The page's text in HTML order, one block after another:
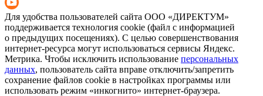
Для удобства пользователей сайта ООО «ДИРЕКТУМ»
поддерживается технология cookie (файл с информацией
о предыдущих посещениях). С целью совершенствования
интернет-ресурса могут использоваться сервисы Яндекс.
Метрика. Чтобы исключить использование персональных
данных, пользователь сайта вправе отключить/запретить
сохранение файлов cookie в настройках программы или
использовать режим «инкогнито» интернет-браузера.